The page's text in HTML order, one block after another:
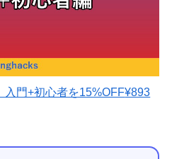
入門+初心者を15%OFF¥893